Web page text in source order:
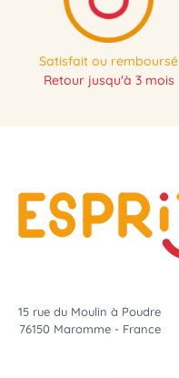
Satisfait ou remboursé
Retour jusqu'à 3 mois
15 rue du Moulin à Poudre
76150 Maromme - France